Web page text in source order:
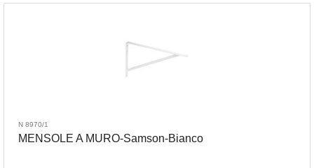
N 8970/1
MENSOLE A MURO-Samson-Bianco